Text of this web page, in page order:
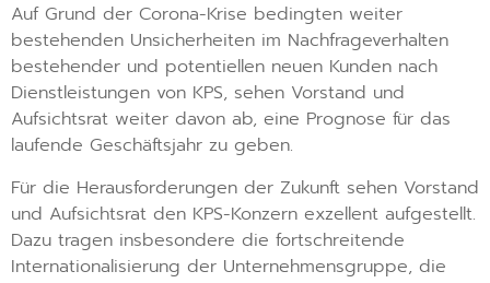
Auf Grund der Corona-Krise bedingten weiter
bestehenden Unsicherheiten im Nachfrageverhalten
bestehender und potentiellen neuen Kunden nach
Dienstleistungen von KPS, sehen Vorstand und
Aufsichtsrat weiter davon ab, eine Prognose für das
laufende Geschäftsjahr zu geben.
Für die Herausforderungen der Zukunft sehen Vorstand
und Aufsichtsrat den KPS-Konzern exzellent aufgestellt.
Dazu tragen insbesondere die fortschreitende
Internationalisierung der Unternehmensgruppe, die